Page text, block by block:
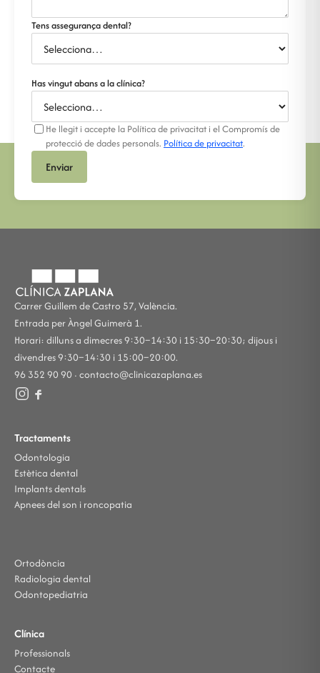
Tens assegurança dental?
Has vingut abans a la clínica?
He llegit i accepte la Política de privacitat i el Compromís de
protecció de dades personals. Política de privacitat.
Enviar
Carrer Guillem de Castro 57, València.
Entrada per Àngel Guimerà 1.
Horari: dilluns a dimecres 9:30–14:30 i 15:30–20:30; dijous i
divendres 9:30–14:30 i 15:00–20:00.
96 352 90 90 · contacto@clinicazaplana.es
Tractaments
Odontologia
Estètica dental
Implants dentals
Apnees del son i roncopatia
Ortodòncia
Radiologia dental
Odontopediatria
Clínica
Professionals
Contacte